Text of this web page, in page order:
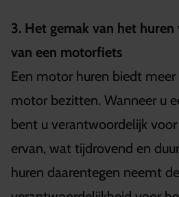
3. Het gemak van het
van een motorfiets
Een motor huren biedt meer
motor bezitten. Wanneer u
bent u verantwoordelijk
ervan, wat tijdrovend en
huren daarentegen neemt de